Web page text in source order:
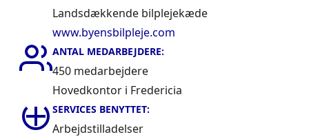
Landsdækkende bilplejekæde
www.byensbilpleje.com
ANTAL MEDARBEJDERE:
450 medarbejdere
Hovedkontor i Fredericia
SERVICES BENYTTET:
Arbejdstilladelser